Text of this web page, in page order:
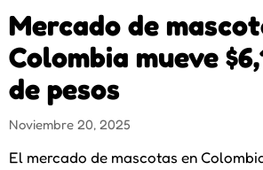
Mercado de
Colombia mueve
de pesos
Noviembre 20, 2025
El mercado de mascotas en